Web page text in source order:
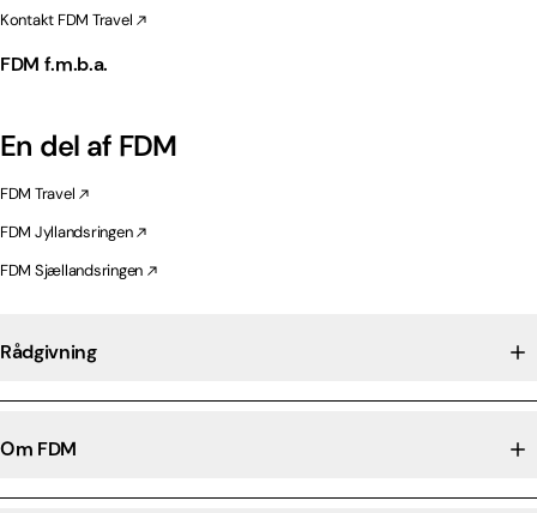
Kontakt FDM Travel
FDM f.m.b.a.
En del af FDM
FDM Travel
FDM Jyllandsringen
FDM Sjællandsringen
Rådgivning
Om FDM